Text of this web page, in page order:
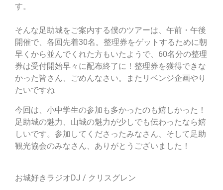
す。
そんな足助城をご案内する僕のツアーは、午前・午後
開催で、各回先着30名。整理券をゲットするために朝
早くから並んでくれた方もいたようで、60名分の整理
券は受付開始早々に配布終了に！整理券を獲得できな
かった皆さん、ごめんなさい。
またリベンジ企画やり
たいですね
今回は、小中学生の参加も多かったのも嬉しかった！
足助城の魅力、山城の魅力が少しでも伝わったなら嬉
しいです。参加してくださったみなさん、そして足助
観光協会のみなさん、ありがとうございました！
お城好きラジオDJ / クリスグレン